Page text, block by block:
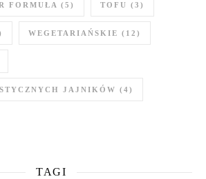
FORMUŁA (5) TOFU (3)
WEGETARIAŃSKIE (12)
JAJNIKÓW (4)
TAGI